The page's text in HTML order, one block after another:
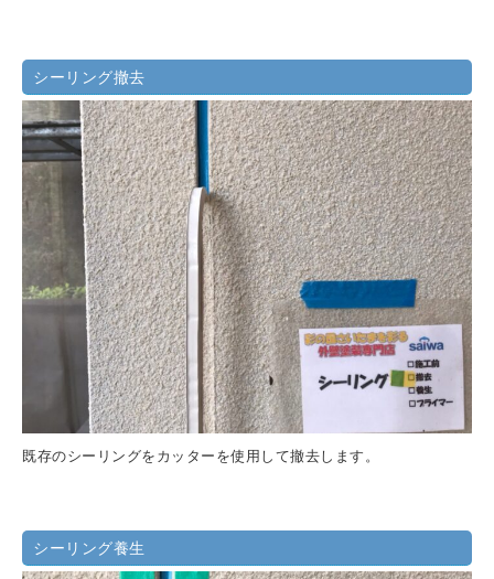
シーリング撤去
既存のシーリングをカッターを使用して撤去します。
シーリング養生